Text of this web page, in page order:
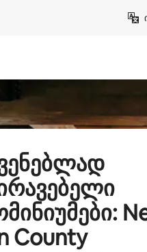
County